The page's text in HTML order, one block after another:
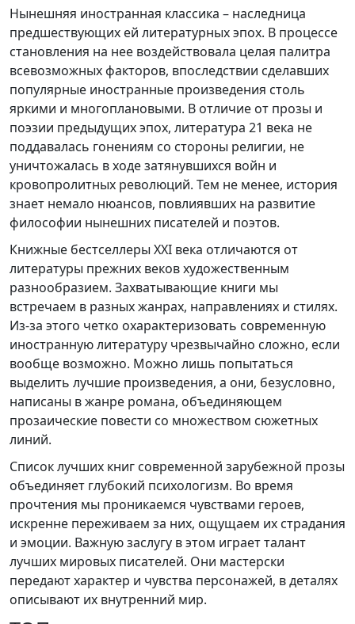
Нынешняя иностранная классика – наследница
предшествующих ей литературных эпох. В процессе
становления на нее воздействовала целая палитра
всевозможных факторов, впоследствии сделавших
популярные иностранные произведения столь
яркими и многоплановыми. В отличие от прозы и
поэзии предыдущих эпох, литература 21 века не
поддавалась гонениям со стороны религии, не
уничтожалась в ходе затянувшихся войн и
кровопролитных революций. Тем не менее, история
знает немало нюансов, повлиявших на развитие
философии нынешних писателей и поэтов.
Книжные бестселлеры XXI века отличаются от
литературы прежних веков художественным
разнообразием. Захватывающие книги мы
встречаем в разных жанрах, направлениях и стилях.
Из-за этого четко охарактеризовать современную
иностранную литературу чрезвычайно сложно, если
вообще возможно. Можно лишь попытаться
выделить лучшие произведения, а они, безусловно,
написаны в жанре романа, объединяющем
прозаические повести со множеством сюжетных
линий.
Список лучших книг современной зарубежной прозы
объединяет глубокий психологизм. Во время
прочтения мы проникаемся чувствами героев,
искренне переживаем за них, ощущаем их страдания
и эмоции. Важную заслугу в этом играет талант
лучших мировых писателей. Они мастерски
передают характер и чувства персонажей, в деталях
описывают их внутренний мир.